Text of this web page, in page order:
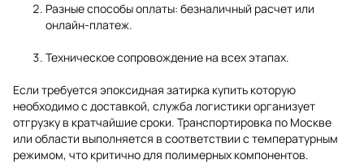
Разные способы оплаты: безналичный расчет или
онлайн-платеж.
Техническое сопровождение на всех этапах.
Если требуется эпоксидная затирка купить которую
необходимо с доставкой, служба логистики организует
отгрузку в кратчайшие сроки. Транспортировка по Москве
или области выполняется в соответствии с температурным
режимом, что критично для полимерных компонентов.